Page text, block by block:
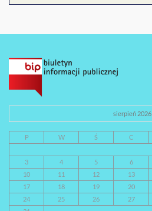
sierpień 2026
P W Ś C
3
4 5 6
10
11 12 13
17
18 19 20
24
25 26 27